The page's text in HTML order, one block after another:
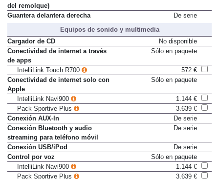
(incluye control de estabilidad
del remolque)
Equipos de sonido y multimedia
Cargador de CD
No disponible
Conectividad de internet a través
de apps
IntelliLink Touch R700
572 €
Conectividad de internet solo con
Apple
IntelliLink Navi900
1.144 €
Pack Sportive Plus
3.639 €
Conexión AUX-In
De serie
Conexión Bluetooth y audio
streaming para teléfono móvil
Conexión USB/iPod
De serie
Control por voz
Sólo en paquete
IntelliLink Navi900
1.144 €